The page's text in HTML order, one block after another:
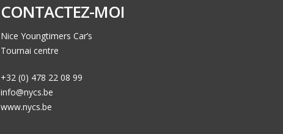
CONTACTEZ-MOI
Nice Youngtimers Car’s
Tournai centre
+32 (0) 478 22 08 99
info@nycs.be
www.nycs.be